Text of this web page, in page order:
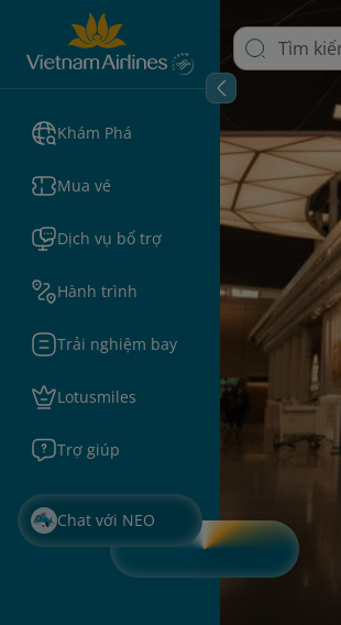
Khám Phá
Mua vé
Dịch vụ bổ trợ
Hành trình
Trải nghiệm bay
Lotusmiles
Trợ giúp
Chat với NEO